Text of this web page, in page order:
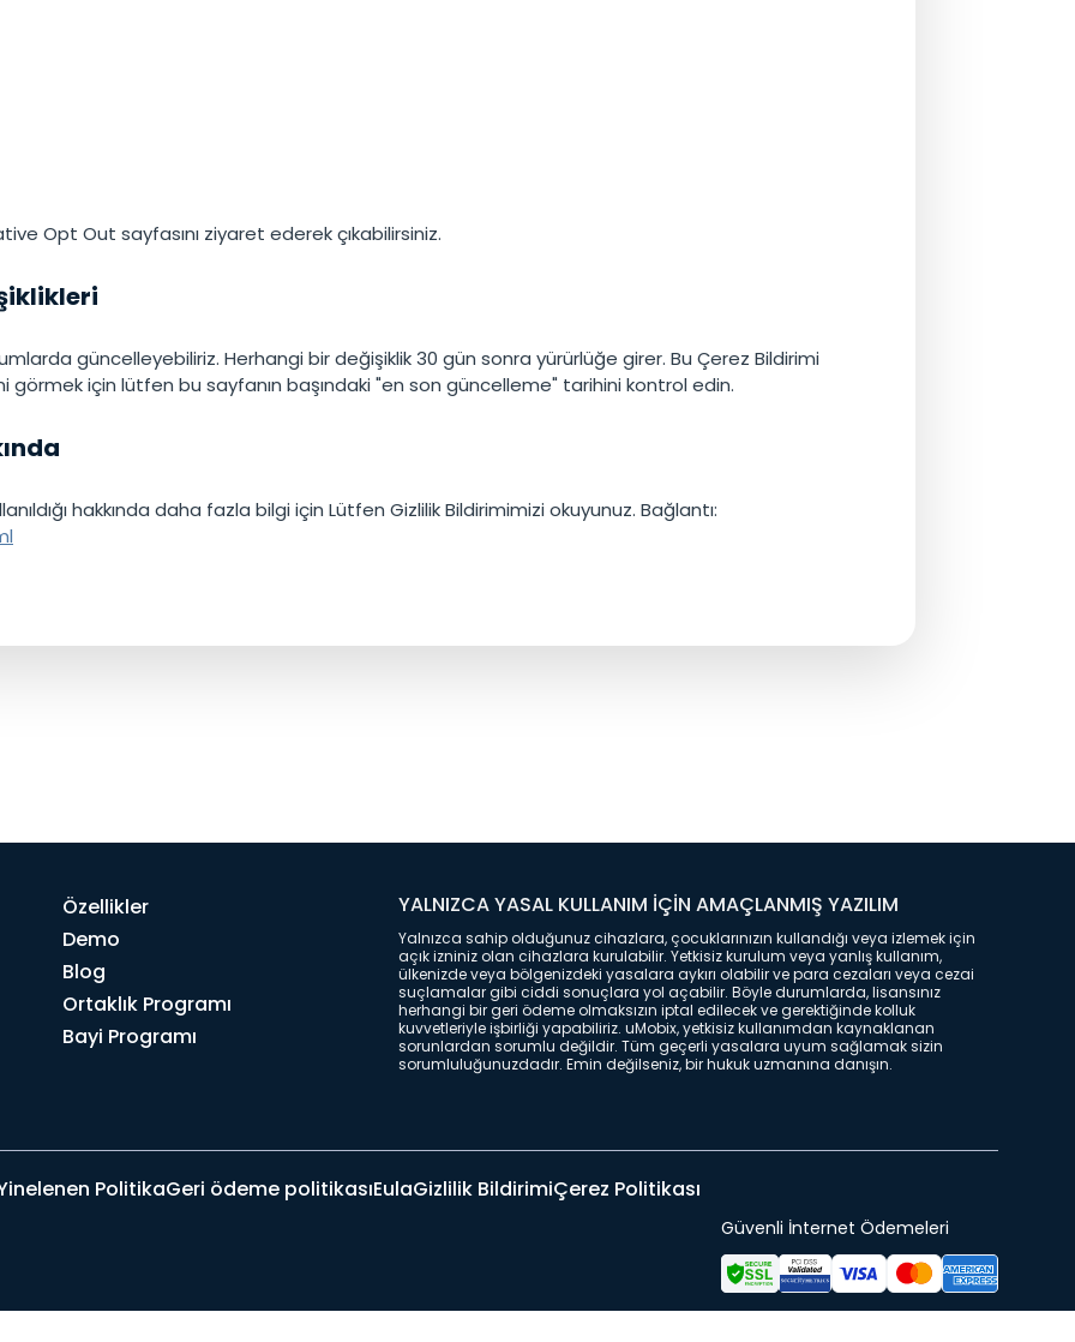
Opt Out sayfasını ziyaret ederek çıkabilirsiniz.
güncelleyebiliriz. Herhangi bir değişiklik 30 gün sonra yürürlüğe girer. Bu Çerez Bildirimi
için lütfen bu sayfanın başındaki "en son güncelleme" tarihini kontrol edin.
hakkında daha fazla bilgi için Lütfen Gizlilik Bildirimimizi okuyunuz. Bağlantı:
Özellikler
Demo
Blog
Ortaklık Programı
Bayi Programı
YALNIZCA YASAL KULLANIM İÇİN AMAÇLANMIŞ YAZILIM
Yalnızca sahip olduğunuz cihazlara, çocuklarınızın kullandığı veya izlemek için
açık izniniz olan cihazlara kurulabilir. Yetkisiz kurulum veya yanlış kullanım,
ülkenizde veya bölgenizdeki yasalara aykırı olabilir ve para cezaları veya cezai
suçlamalar gibi ciddi sonuçlara yol açabilir. Böyle durumlarda, lisansınız
herhangi bir geri ödeme olmaksızın iptal edilecek ve gerektiğinde kolluk
kuvvetleriyle işbirliği yapabiliriz. uMobix, yetkisiz kullanımdan kaynaklanan
sorunlardan sorumlu değildir. Tüm geçerli yasalara uyum sağlamak sizin
sorumluluğunuzdadır. Emin değilseniz, bir hukuk uzmanına danışın.
PolitikaGeri ödeme politikasıEulaGizlilik BildirimiÇerez Politikası
Güvenli İnternet Ödemeleri